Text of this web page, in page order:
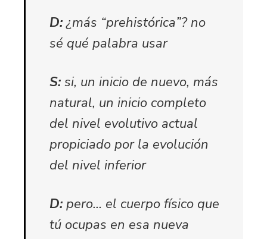
D:¿más “prehistórica”? no
sé qué palabra usar
S: si, un inicio de nuevo, más
natural, un inicio completo
del nivel evolutivo actual
propiciado por la evolución
del nivel inferior
D: pero… el cuerpo físico que
tú ocupas en esa nueva